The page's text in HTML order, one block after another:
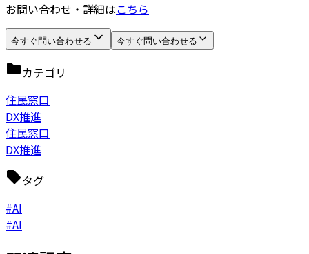
お問い合わせ・詳細はこちら
今すぐ問い合わせる 今すぐ問い合わせる
カテゴリ
住民窓口
DX推進
住民窓口
DX推進
タグ
#AI
#AI